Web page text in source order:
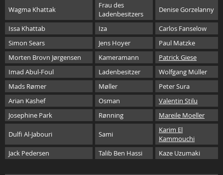
Wagma Khattak
Frau des
Ladenbesitzers
Denise Gorzelanny
Issa Khattab Iza
Carlos Fanselow
Simon Sears
Jens Hoyer
Paul Matzke
Morten Brovn Jørgensen
Kameramann
Patrick Giese
Imad Abul-Foul
Ladenbesitzer
Wolfgang Müller
Mads Rømer
Møller
Peter Sura
Arian Kashef
Osman
Valentin Stilu
Josephine Park
Rønning Mareile Moeller
Dulfi Al-Jabouri Sami
Karim El
Kammouchi
Jack Pedersen
Talib Ben Hassi Kaze Uzumaki